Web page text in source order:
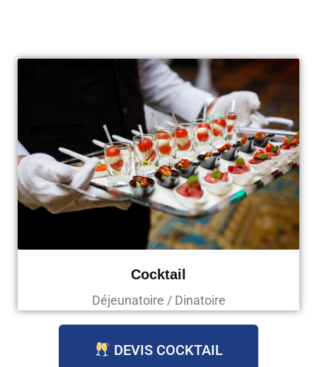
Cocktail
Déjeunatoire / Dinatoire
DEVIS COCKTAIL